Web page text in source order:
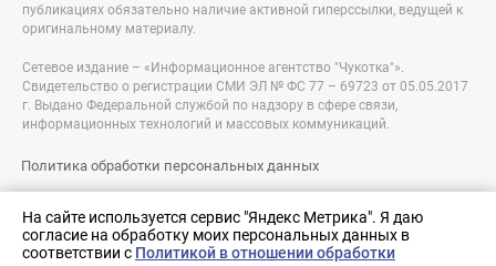
На сайте используется сервис "Яндекс Метрика". Я даю
согласие на обработку моих персональных данных в
соответствии с Политикой в отношении обработки
публикациях обязательно наличие активной гиперссылки, ведущей к
оригинальному материалу.
Сетевое издание – «Информационное агентство "Чукотка"».
Свидетельство о регистрации СМИ ЭЛ № ФС 77 – 69723 от 05.05.2017
г. Выдано Федеральной службой по надзору в сфере связи,
информационных технологий и массовых коммуникаций.
Политика обработки персональных данных
Разработка сайта: